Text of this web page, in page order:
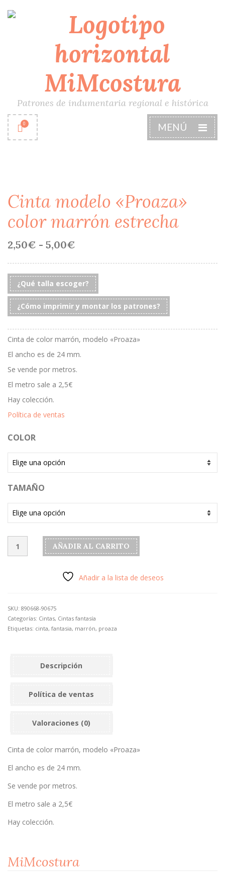
Patrones de indumentaria regional e histórica
0 MENÚ
Cinta modelo «Proaza»
color marrón estrecha
2,50€ - 5,00€
precios:
desde
2,50€
hasta
5,00€
¿Qué talla escoger?
¿Cómo imprimir y montar los patrones?
Cinta de color marrón, modelo «Proaza»
El ancho es de 24 mm.
Se vende por metros.
El metro sale a 2,5€
Hay colección.
Política de ventas
COLOR
TAMAÑO
modelo
AÑADIR AL CARRITO
Añadir a la lista de deseos
SKU: 890668-90675
Categorías: Cintas, Cintas fantasía
Etiquetas: cinta, fantasia, marrón, proaza
Descripción
Política de ventas
Valoraciones (0)
Cinta de color marrón, modelo «Proaza»
El ancho es de 24 mm.
Se vende por metros.
El metro sale a 2,5€
Hay colección.
MiMcostura